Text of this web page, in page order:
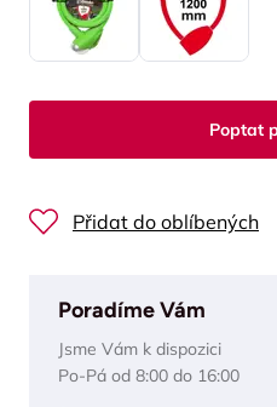
Poptat
Přidat do oblíbených
Poradíme Vám
Jsme Vám k dispozici
Po-Pá od 8:00 do 16:00